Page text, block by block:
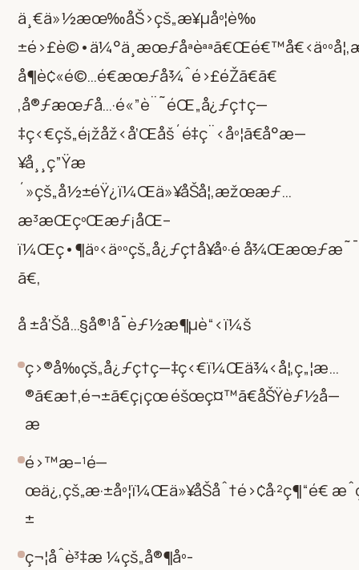
ä¸€ä»½æœ‰åŠ›çš„æ¥µåº¦è‰
å¶è¢«é©…é€æœƒå¾ˆé›£éŽã€ã€
‚å®ƒæœƒå…·é«”è¨˜éŒ„å¿ƒç†ç—
‡ç‹€çš„é¡žåž‹å’Œåš´é‡ç¨‹åº¦ã€å°æ—
¥å¸¸ç”Ÿæ
´»çš„å½±éŸ¿ï¼Œä»¥åŠå¦‚æžœæƒ…
æ³æŒçºŒæƒ¡åŒ–
ï¼Œç•¶äº‹äººçš„å¿ƒç†å¥åº·é
ã€‚
å ±å‘Šå…§å®¹å¯èƒ½æ¶µè“‹ï¼š
ç›®å‰çš„å¿ƒç†ç—‡ç‹€ï¼Œä¾‹å¦‚ç„¦æ…
®ã€æ†‚é¬±ã€ç¡çœ éšœç¤™ã€åŠŸèƒ½å—
æ
é›™æ–¹é—
œä¿‚çš„æ·±åº¦ï¼Œä»¥åŠåˆ†é›¢å·²ç¶“é€
±
ç¬¦åˆè³‡æ ¼çš„å®¶åº­